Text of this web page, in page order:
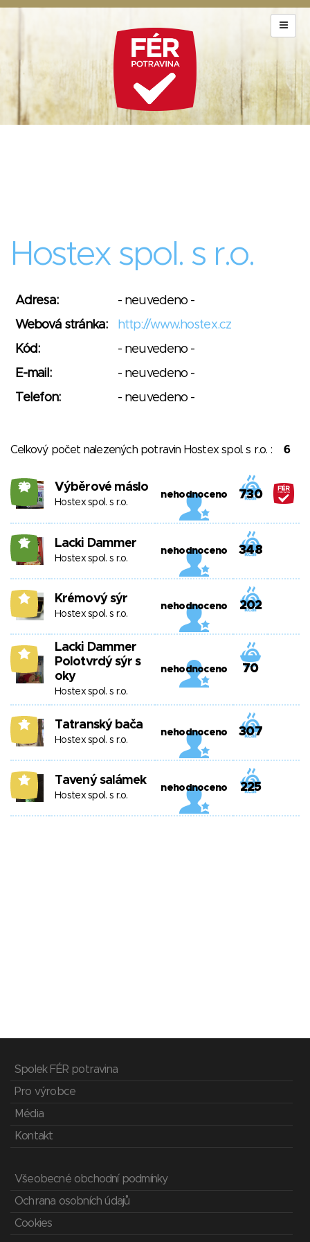
Hostex spol. s r.o.
Adresa:
- neuvedeno -
Webová stránka:
http://www.hostex.cz
Kód:
- neuvedeno -
E-mail:
- neuvedeno -
Telefon:
- neuvedeno -
Celkový počet nalezených potravin Hostex spol. s r.o. : 6
20 Výběrové máslo
Hostex spol. s r.o.
nehodnoceno 730
15 Lacki Dammer
Hostex spol. s r.o.
nehodnoceno 348
9 Krémový sýr
Hostex spol. s r.o.
nehodnoceno 202
9
Lacki Dammer
Polotvrdý sýr s
oky
Hostex spol. s r.o.
nehodnoceno 70
7 Tatranský bača
Hostex spol. s r.o.
nehodnoceno 307
5 Tavený salámek
Hostex spol. s r.o.
nehodnoceno 225
Spolek FÉR potravina
Pro výrobce
Média
Kontakt
Všeobecné obchodní podmínky
Ochrana osobních údajů
Cookies